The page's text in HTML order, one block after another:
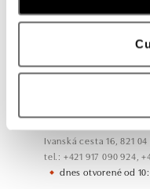
ALO diamonds
Einsteinova 18, 851 01
dnes otvorené od
ALO diamonds
Ivanská cesta 16, 821
tel.: +421 917 090 924,
dnes otvorené od